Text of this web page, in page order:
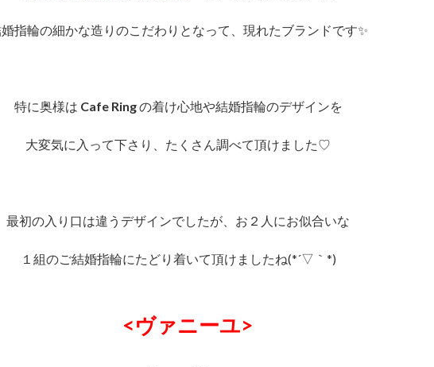
指輪の細かな造りのこだわりとなって、現れたブランドです✨
特に奥様は Cafe Ringの着け心地や結婚指輪のデザインを
大変気に入って下さり、たくさん調べて頂けました♡
最初の入り口は違うデザインでしたが、お２人にお似合いな
１組のご結婚指輪にたどり着いて頂けましたね(*´▽｀*)
<ヴァニーユ>